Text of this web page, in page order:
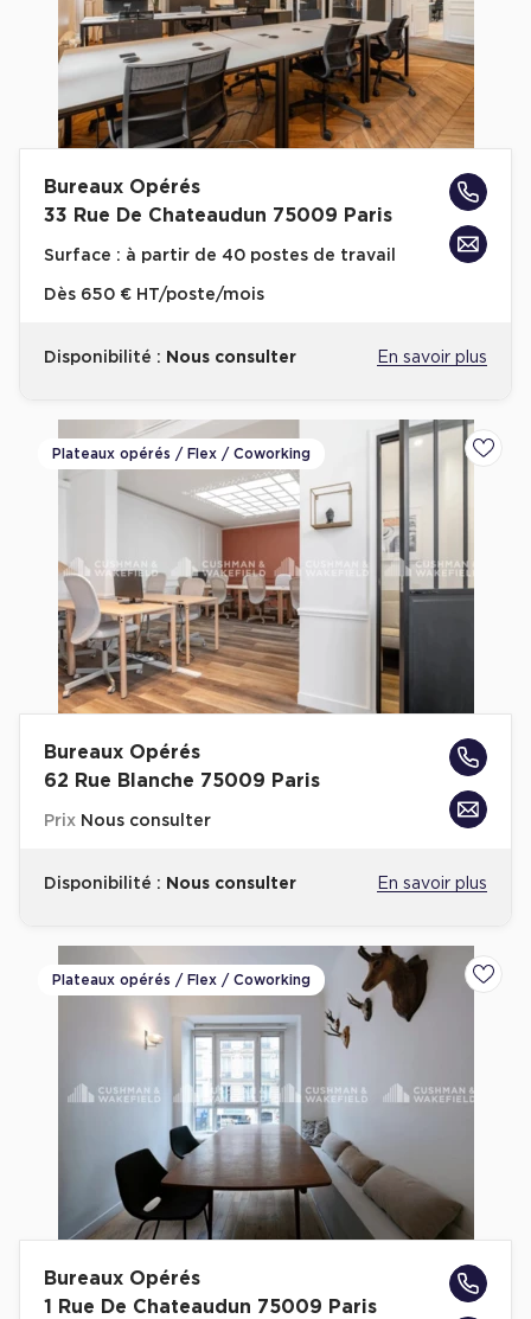
Bureaux Opérés
33 Rue De Chateaudun 75009 Paris
Surface : à partir de 40 postes de travail
Dès 650 € HT/poste/mois
Disponibilité : Nous consulter En savoir plus
Plateaux opérés / Flex / Coworking
Bureaux Opérés
62 Rue Blanche 75009 Paris
Prix Nous consulter
Disponibilité : Nous consulter En savoir plus
Plateaux opérés / Flex / Coworking
Bureaux Opérés
1 Rue De Chateaudun 75009 Paris